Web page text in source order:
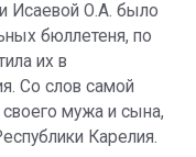
Исаевой О.А. было
бюллетеня, по
их в
Со слов самой
своего мужа и сына,
Карелия.